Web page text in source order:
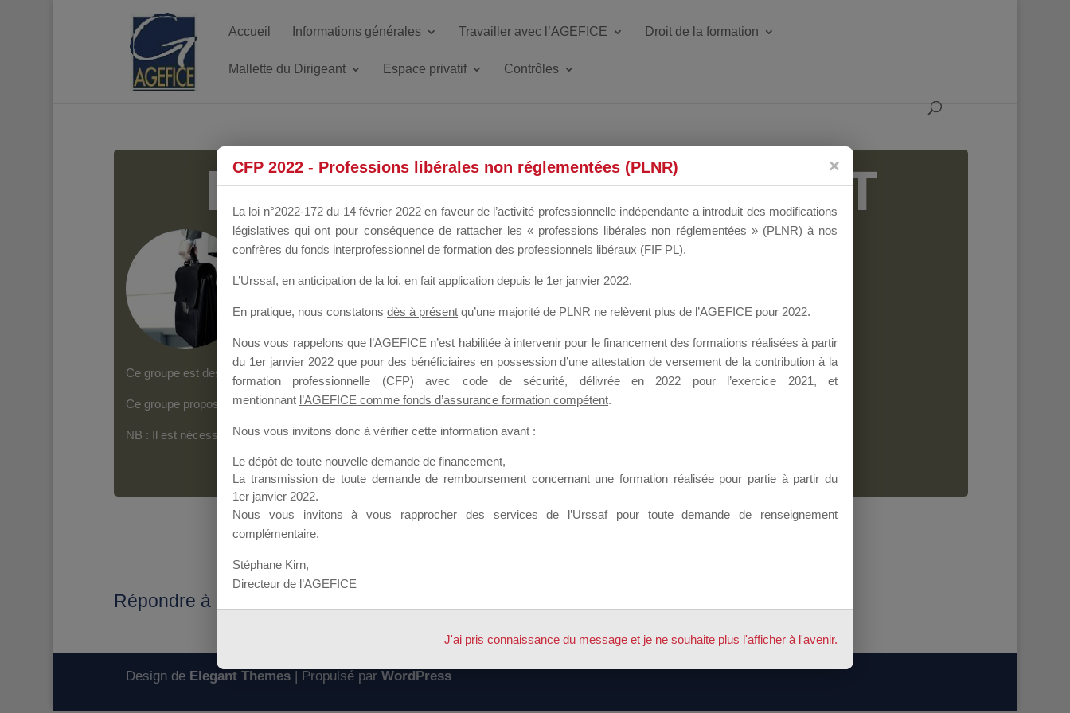
Accueil Informations générales Travailler avec l’AGEFICE Droit de la formation
Mallette du Dirigeant Espace privatif Contrôles
MALLETTE DU DIRIGEANT
Groupe Public il y a un mois
Ce groupe est destiné aux Organismes de Formation qui souhaitent répondre à l’Appel à Propositions Mallette du Dirigeant.
Ce groupe propose un forum dédié au support sur lequel il est possible de laisser un message ou poser une question.
NB : Il est nécessaire d’êtreinscrit(e)pour pouvoir rejoindre ce groupe
Répondre à : réponse
Design de Elegant Themes| Propulsé par WordPress
CFP 2022 - Professions libérales non réglementées (PLNR)
La loi n°2022-172 du 14 février 2022 en faveur de l’activité professionnelle indépendante a introduit des modifications
législatives qui ont pour conséquence de rattacher les « professions libérales non réglementées » (PLNR) à nos
confrères du fonds interprofessionnel de formation des professionnels libéraux (FIF PL).
L’Urssaf, en anticipation de la loi, en fait application depuis le 1er janvier 2022.
En pratique, nous constatons dès à présent qu’une majorité de PLNR ne relèvent plus de l’AGEFICE pour 2022.
Nous vous rappelons que l’AGEFICE n’est habilitée à intervenir pour le financement des formations réalisées à partir
du 1er janvier 2022 que pour des bénéficiaires en possession d’une attestation de versement de la contribution à la
formation professionnelle (CFP) avec code de sécurité, délivrée en 2022 pour l’exercice 2021, et
mentionnant l’AGEFICE comme fonds d’assurance formation compétent.
Nous vous invitons donc à vérifier cette information avant :
Le dépôt de toute nouvelle demande de financement,
La transmission de toute demande de remboursement concernant une formation réalisée pour partie à partir du
1er janvier 2022.
Nous vous invitons à vous rapprocher des services de l’Urssaf pour toute demande de renseignement
complémentaire.
Stéphane Kirn,
Directeur de l’AGEFICE
J'ai pris connaissance du message et je ne souhaite plus l'afficher à l'avenir.